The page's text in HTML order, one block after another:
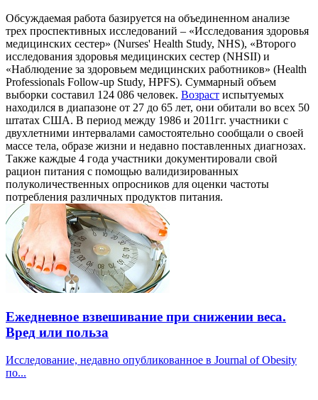
Обсуждаемая работа базируется на объединенном анализе
трех проспективных исследований – «Исследования здоровья
медицинских сестер» (Nurses' Health Study, NHS), «Второго
исследования здоровья медицинских сестер (NHSII) и
«Наблюдение за здоровьем медицинских работников» (Health
Professionals Follow-up Study, HPFS). Суммарный объем
выборки составил 124 086 человек. Возраст испытуемых
находился в диапазоне от 27 до 65 лет, они обитали во всех 50
штатах США. В период между 1986 и 2011гг. участники с
двухлетними интервалами самостоятельно сообщали о своей
массе тела, образе жизни и недавно поставленных диагнозах.
Также каждые 4 года участники документировали свой
рацион питания с помощью валидизированных
полуколичественных опросников для оценки частоты
потребления различных продуктов питания.
Ежедневное взвешивание при снижении веса.
Вред или польза
Исследование, недавно опубликованное в Journal of Obesity
по...